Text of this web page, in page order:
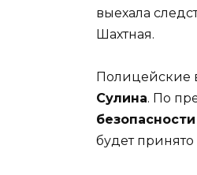
выехала
Шахтная.
Полицейские
Сулина. По
безопасности
будет